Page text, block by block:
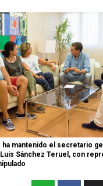
mantenido el secretario
Sánchez Teruel, con